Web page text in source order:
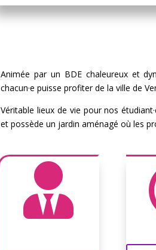
Animée par un BDE chaleureux et
chacun·e puisse profiter de la ville de
Véritable lieux de vie pour nos
et possède un jardin aménagé où les
